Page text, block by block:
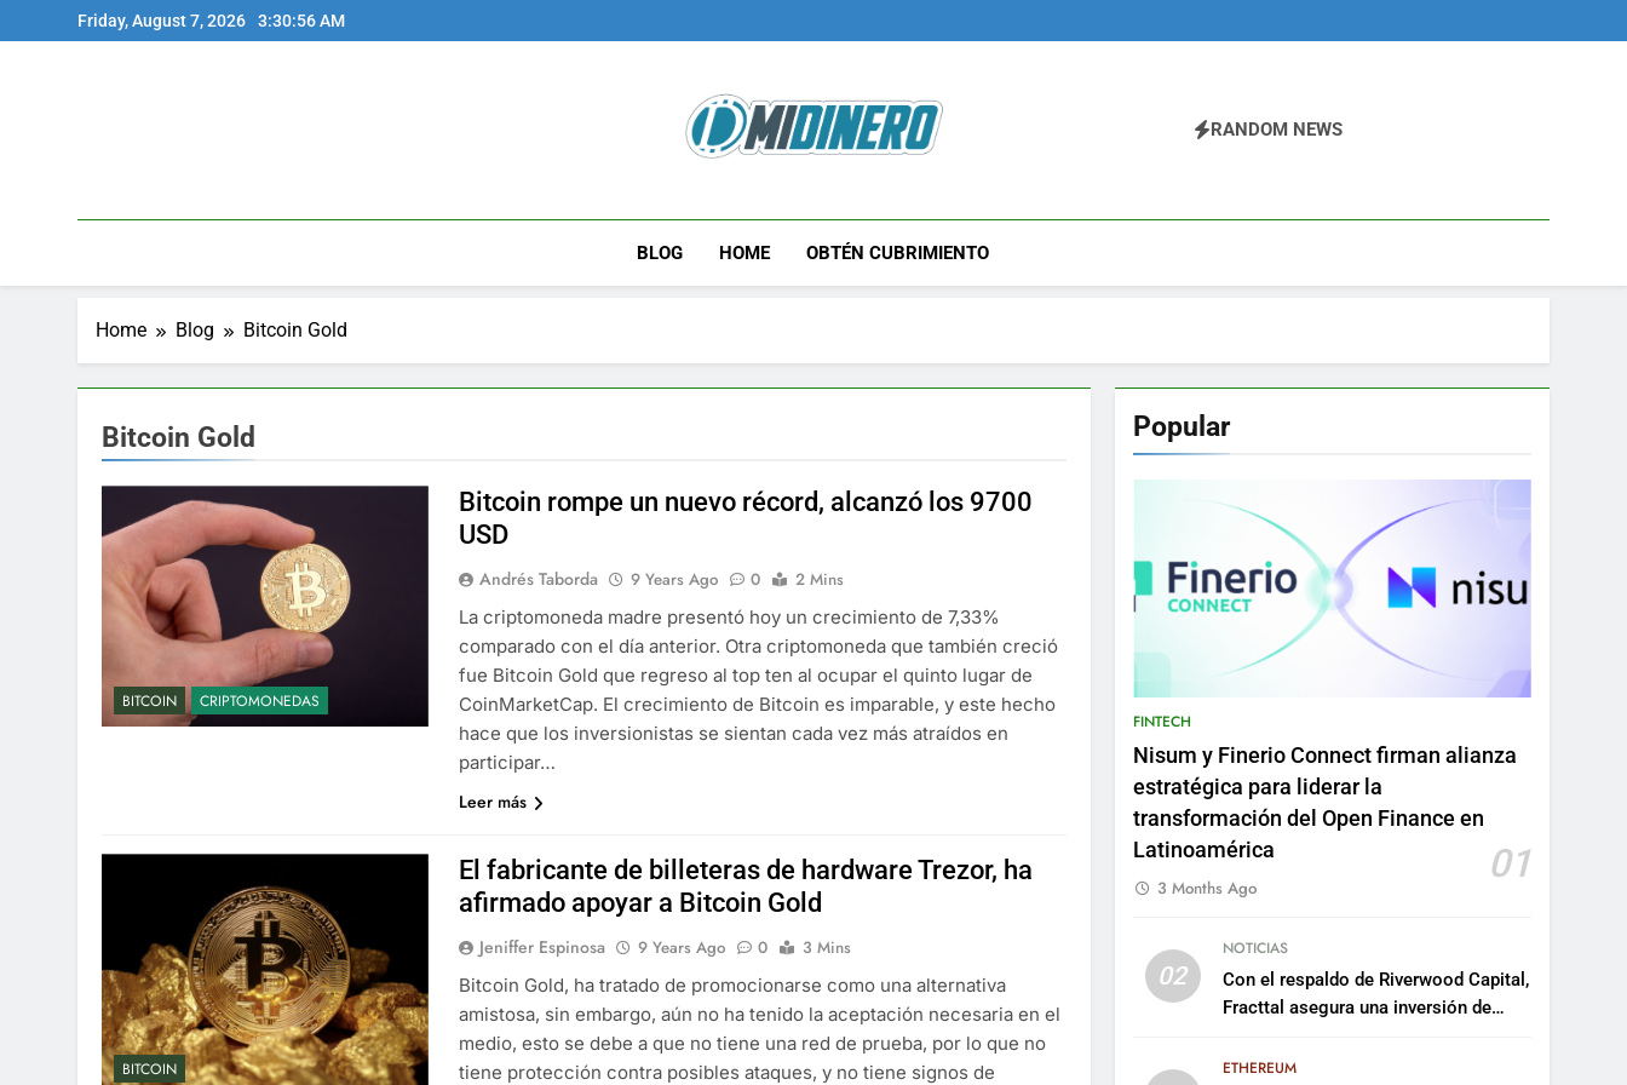
to
Friday, August 7, 2026 3:30:56 AM
Midinero.co
RANDOM NEWS
BLOG HOME OBTÉN CUBRIMIENTO
Home Blog Bitcoin Gold
Bitcoin Gold
BITCOIN CRIPTOMONEDAS
Bitcoin rompe un nuevo récord, alcanzó los 9700
USD
Andrés Taborda 9 Years Ago 0
2 Mins
La criptomoneda madre presentó hoy un crecimiento de 7,33%
comparado con el día anterior. Otra criptomoneda que también creció
fue Bitcoin Gold que regreso al top ten al ocupar el quinto lugar de
CoinMarketCap. El crecimiento de Bitcoin es imparable, y este hecho
hace que los inversionistas se sientan cada vez más atraídos en
participar…
Leer más
BITCOIN
El fabricante de billeteras de hardware Trezor, ha
afirmado apoyar a Bitcoin Gold
Jeniffer Espinosa 9 Years Ago 0
3 Mins
Bitcoin Gold, ha tratado de promocionarse como una alternativa
amistosa, sin embargo, aún no ha tenido la aceptación necesaria en el
medio, esto se debe a que no tiene una red de prueba, por lo que no
tiene protección contra posibles ataques, y no tiene signos de
Popular
FINTECH
Nisum y Finerio Connect firman alianza
estratégica para liderar la
transformación del Open Finance en
Latinoamérica
01
3 Months Ago
02
NOTICIAS
Con el respaldo de Riverwood Capital,
Fracttal asegura una inversión de
plataforma
ETHEREUM